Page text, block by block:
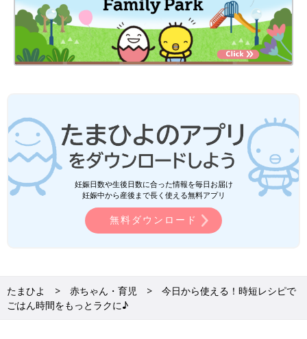
妊娠日数や生後日数に合った情報を毎日お届け
妊娠中から産後まで長く使える無料アプリ
無料ダウンロード
たまひよ 赤ちゃん・育児
今日から使える！時短レシピで
ごはん時間をもっとラクに♪